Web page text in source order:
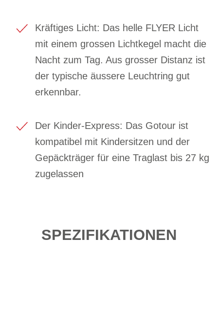
Kräftiges Licht: Das helle FLYER Licht
mit einem grossen Lichtkegel macht die
Nacht zum Tag. Aus grosser Distanz ist
der typische äussere Leuchtring gut
erkennbar.
Der Kinder-Express: Das Gotour ist
kompatibel mit Kindersitzen und der
Gepäckträger für eine Traglast bis 27 kg
zugelassen
SPEZIFIKATIONEN